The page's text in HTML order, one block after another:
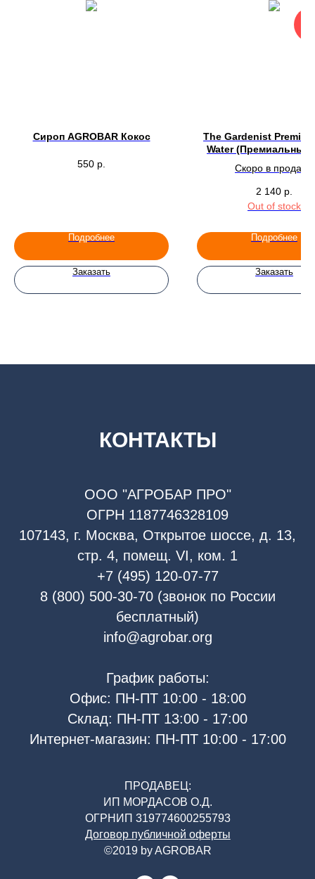
Сироп AGROBAR Кокос
550 р.
Подробнее
Заказать
The Gardenist
Water (Премиальный
Скоро в продаже
2 140 р.
Out of stock
Подробнее
Заказать
КОНТАКТЫ
ООО "АГРОБАР ПРО"
ОГРН 1187746328109
107143, г. Москва, Открытое шоссе, д. 13,
стр. 4, помещ. VI, ком. 1
+7 (495) 120-07-77
8 (800) 500-30-70 (звонок по России
бесплатный)
info@agrobar.org
График работы:
Офис: ПН-ПТ 10:00 - 18:00
Склад: ПН-ПТ 13:00 - 17:00
Интернет-магазин: ПН-ПТ 10:00 - 17:00
ПРОДАВЕЦ:
ИП МОРДАСОВ О.Д.
ОГРНИП 319774600255793
Договор публичной оферты
©2019 by AGROBAR